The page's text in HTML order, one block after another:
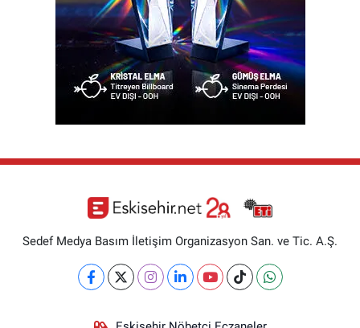
Sedef Medya Basım İletişim Organizasyon San. ve Tic. A.Ş.